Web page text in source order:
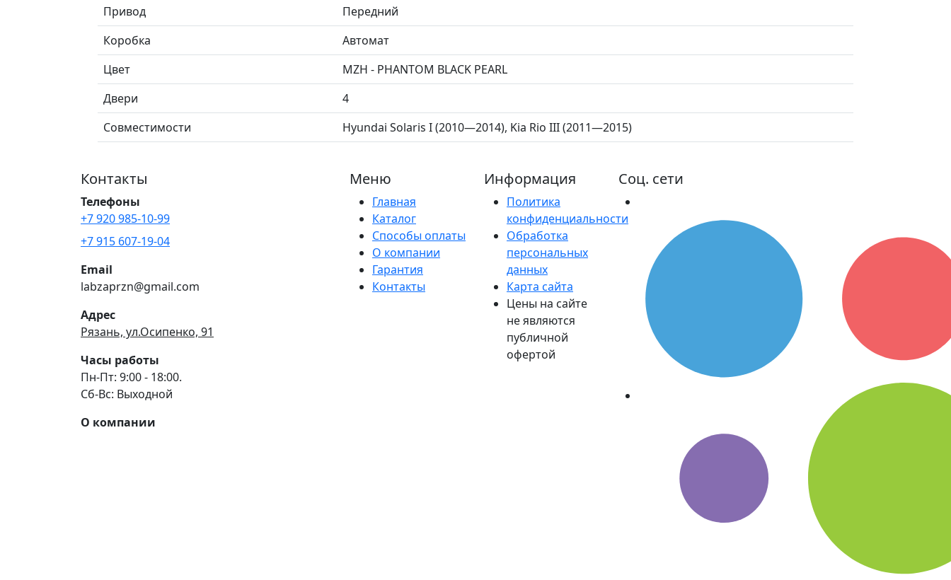
Привод
Передний
Коробка
Автомат
Цвет
MZH - PHANTOM BLACK PEARL
Двери
4
Совместимости
Hyundai Solaris I (2010—2014), Kia Rio III (2011—2015)
Контакты
Телефоны
+7 920 985-10-99
+7 915 607-19-04
Email
labzaprzn@gmail.com
Адрес
Рязань, ул.Осипенко, 91
Часы работы
Пн-Пт: 9:00 - 18:00.
Сб-Вс: Выходной
О компании
Меню
Главная
Каталог
Способы оплаты
О компании
Гарантия
Контакты
Информация
Политика
конфиденциальности
Обработка
персональных
данных
Карта сайта
Цены на сайте
не являются
публичной
офертой
Соц. сети